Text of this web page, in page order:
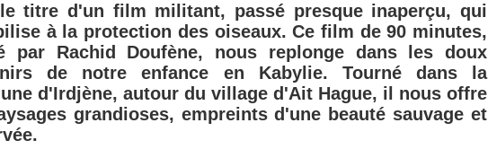
titre d'un film militant, passé presque inaperçu, qui
à la protection des oiseaux. Ce film de 90 minutes,
par Rachid Doufène, nous replonge dans les doux
de notre enfance en Kabylie. Tourné dans la
d'Irdjène, autour du village d'Ait Hague, il nous offre
grandioses, empreints d'une beauté sauvage et